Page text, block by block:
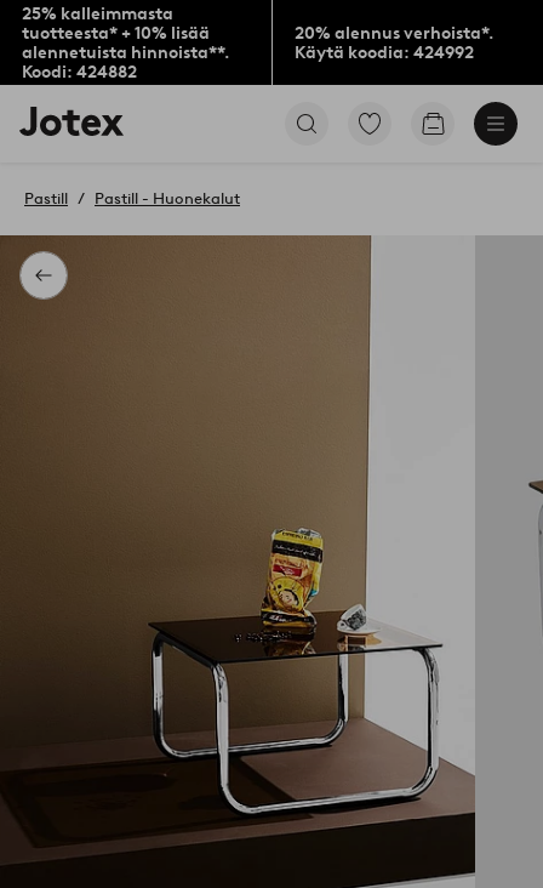
25% kalleimmasta
tuotteesta* + 10% lisää
alennetuista hinnoista**.
Koodi: 424882
20% alennus verhoista*.
Käytä koodia: 424992
Jotex-
logo
aloitussivulle
Siirry
Siirry
Takaisin
Pastill Pastill - Huonekalut